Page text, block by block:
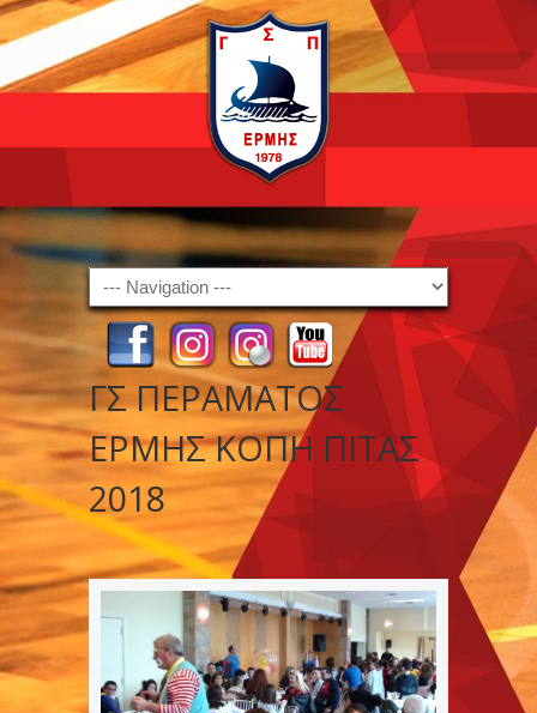
Navigation
ΓΣ ΠΕΡΑΜΑΤΟΣ
ΕΡΜΗΣ ΚΟΠΗ ΠΙΤΑΣ
2018